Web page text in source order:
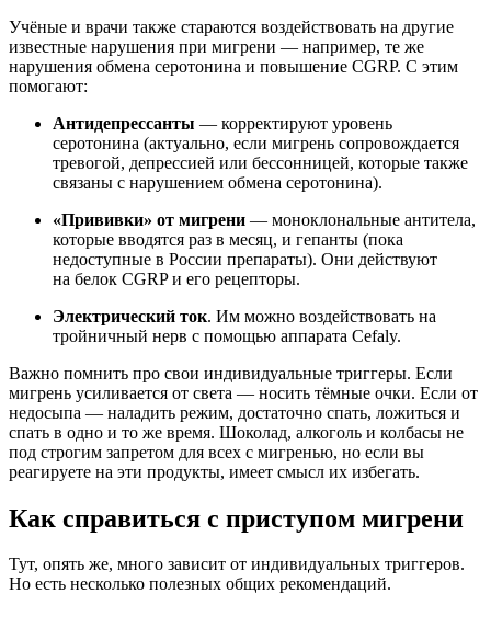
Учёные и врачи также стараются воздействовать на другие
известные нарушения при мигрени — например, те же
нарушения обмена серотонина и повышение CGRP. С этим
помогают:
Антидепрессанты — корректируют уровень
серотонина (актуально, если мигрень сопровождается
тревогой, депрессией или бессонницей, которые также
связаны с нарушением обмена серотонина).
«Прививки» от мигрени — моноклональные антитела,
которые вводятся раз в месяц, и гепанты (пока
недоступные в России препараты). Они действуют
на белок CGRP и его рецепторы.
Электрический ток. Им можно воздействовать на
тройничный нерв с помощью аппарата Cefaly.
Важно помнить про свои индивидуальные триггеры. Если
мигрень усиливается от света — носить тёмные очки. Если от
недосыпа — наладить режим, достаточно спать, ложиться и
спать в одно и то же время. Шоколад, алкоголь и колбасы не
под строгим запретом для всех с мигренью, но если вы
реагируете на эти продукты, имеет смысл их избегать.
Как справиться с приступом мигрени
Тут, опять же, много зависит от индивидуальных триггеров.
Но есть несколько полезных общих рекомендаций.